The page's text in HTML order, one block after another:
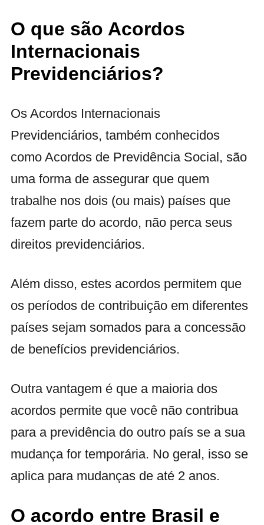
O que são Acordos
Internacionais
Previdenciários?
Os Acordos Internacionais
Previdenciários, também conhecidos
como Acordos de Previdência Social, são
uma forma de assegurar que quem
trabalhe nos dois (ou mais) países que
fazem parte do acordo, não perca seus
direitos previdenciários.
Além disso, estes acordos permitem que
os períodos de contribuição em diferentes
países sejam somados para a concessão
de benefícios previdenciários.
Outra vantagem é que a maioria dos
acordos permite que você não contribua
para a previdência do outro país se a sua
mudança for temporária. No geral, isso se
aplica para mudanças de até 2 anos.
O acordo entre Brasil e